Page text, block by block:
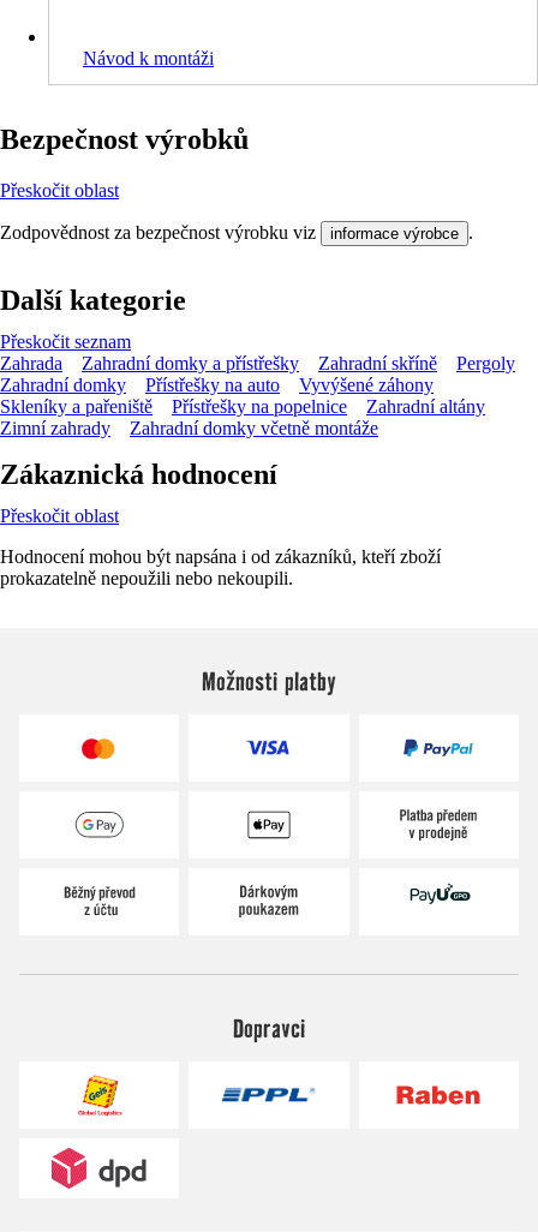
Návod k montáži
Bezpečnost výrobků
Přeskočit oblast
Zodpovědnost za bezpečnost výrobku viz informace výrobce .
Další kategorie
Přeskočit seznam
Zahrada
Zahradní domky a přístřešky Zahradní skříně
Pergoly
Zahradní domky
Přístřešky na auto
Vyvýšené záhony
Skleníky a pařeniště
Přístřešky na popelnice
Zahradní altány
Zimní zahrady
Zahradní domky včetně montáže
Zákaznická hodnocení
Přeskočit oblast
Hodnocení mohou být napsána i od zákazníků, kteří zboží
prokazatelně nepoužili nebo nekoupili.
Možnosti platby
Dopravci